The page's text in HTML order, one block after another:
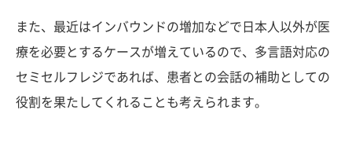
また、最近はインバウンドの増加などで日本人以外が医
療を必要とするケースが増えているので、多言語対応の
セミセルフレジであれば、患者との会話の補助としての
役割を果たしてくれることも考えられます。